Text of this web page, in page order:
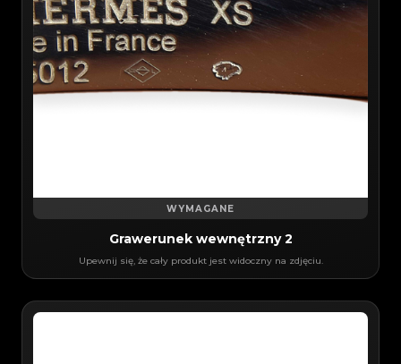
WYMAGANE
Grawerunek wewnętrzny 2
Upewnij się, że cały produkt jest widoczny na zdjęciu.